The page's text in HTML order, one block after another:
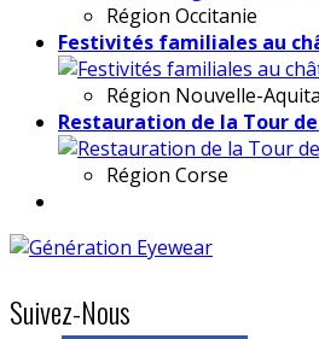
Région Occitanie
Festivités familiales au
Région Nouvelle-
Restauration de la Tour
Région Corse
Suivez-Nous